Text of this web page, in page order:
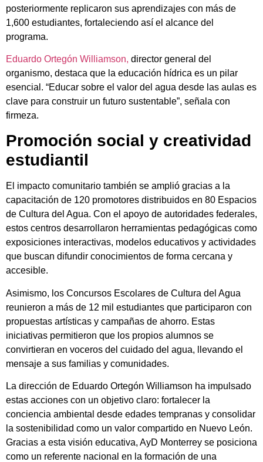
posteriormente replicaron sus aprendizajes con más de
1,600 estudiantes, fortaleciendo así el alcance del
programa.
Eduardo Ortegón Williamson, director general del
organismo, destaca que la educación hídrica es un pilar
esencial. “Educar sobre el valor del agua desde las aulas es
clave para construir un futuro sustentable”, señala con
firmeza.
Promoción social y creatividad
estudiantil
El impacto comunitario también se amplió gracias a la
capacitación de 120 promotores distribuidos en 80 Espacios
de Cultura del Agua. Con el apoyo de autoridades federales,
estos centros desarrollaron herramientas pedagógicas como
exposiciones interactivas, modelos educativos y actividades
que buscan difundir conocimientos de forma cercana y
accesible.
Asimismo, los Concursos Escolares de Cultura del Agua
reunieron a más de 12 mil estudiantes que participaron con
propuestas artísticas y campañas de ahorro. Estas
iniciativas permitieron que los propios alumnos se
convirtieran en voceros del cuidado del agua, llevando el
mensaje a sus familias y comunidades.
La dirección de Eduardo Ortegón Williamson ha impulsado
estas acciones con un objetivo claro: fortalecer la
conciencia ambiental desde edades tempranas y consolidar
la sostenibilidad como un valor compartido en Nuevo León.
Gracias a esta visión educativa, AyD Monterrey se posiciona
como un referente nacional en la formación de una